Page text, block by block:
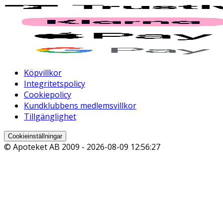
Köpvillkor
Integritetspolicy
Cookiepolicy
Kundklubbens medlemsvillkor
Tillgänglighet
Cookieinställningar
© Apoteket AB 2009 - 2026-08-09 12:56:27